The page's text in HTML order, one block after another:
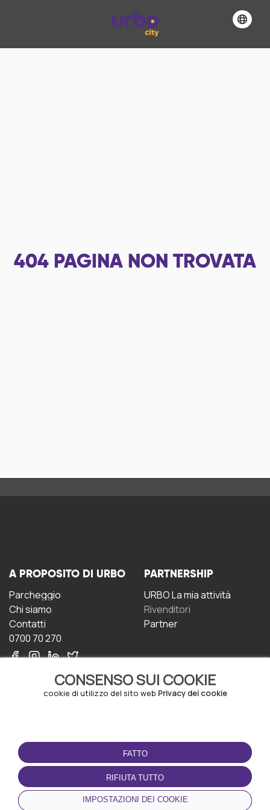
404 PAGINA NON TROVATA
CONSENSO SUI COOKIE
cookie di utilizzo del sito web Privacy dei cookie
FATTO
RIFIUTA TUTTO
IMPOSTAZIONI DEI COOKIE
A PROPOSITO DI URBO
Parcheggio
Chi siamo
Contatti
0700 70 270
PARTNERSHIP
URBO La mia attività
Rivenditori
Partner
CONDIZIONI D'USO
Termini e Condizioni
Politica sulla riservatezza
Gestione dei Cookie
SCARICA L'APP